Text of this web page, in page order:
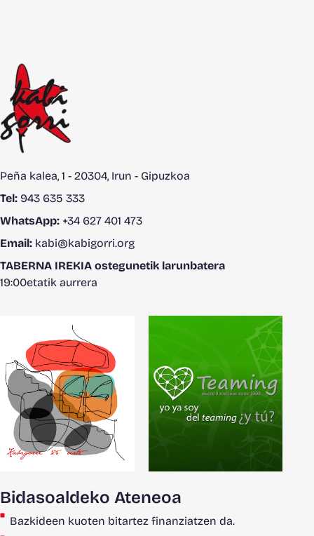
Peña kalea, 1 - 20304, Irun - Gipuzkoa
Tel: 943 635 333
WhatsApp: +34 627 401 473
Email: kabi@kabigorri.org
TABERNA IREKIA ostegunetik larunbatera
19:00etatik aurrera
Bidasoaldeko Ateneoa
Bazkideen kuoten bitartez finanziatzen da.